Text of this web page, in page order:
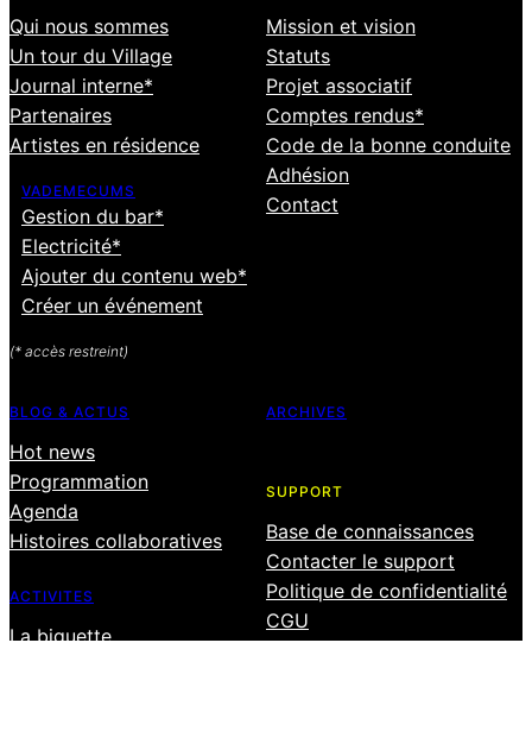
Qui nous sommes
Un tour du Village
Journal interne*
Partenaires
Artistes en résidence
VADEMECUMS
Gestion du bar*
Electricité*
Ajouter du contenu web*
Créer un événement
(* accès restreint)
Mission et vision
Statuts
Projet associatif
Comptes rendus*
Code de la bonne conduite
Adhésion
Contact
BLOG & ACTUS
Hot news
Programmation
Agenda
Histoires collaboratives
ACTIVITES
La biguette
ARCHIVES
SUPPORT
Base de connaissances
Contacter le support
Politique de confidentialité
CGU